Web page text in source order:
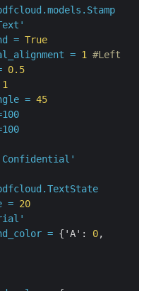
= True
= 1
#Left
0.5
1
= 45
= 20
= { 'A': 0,